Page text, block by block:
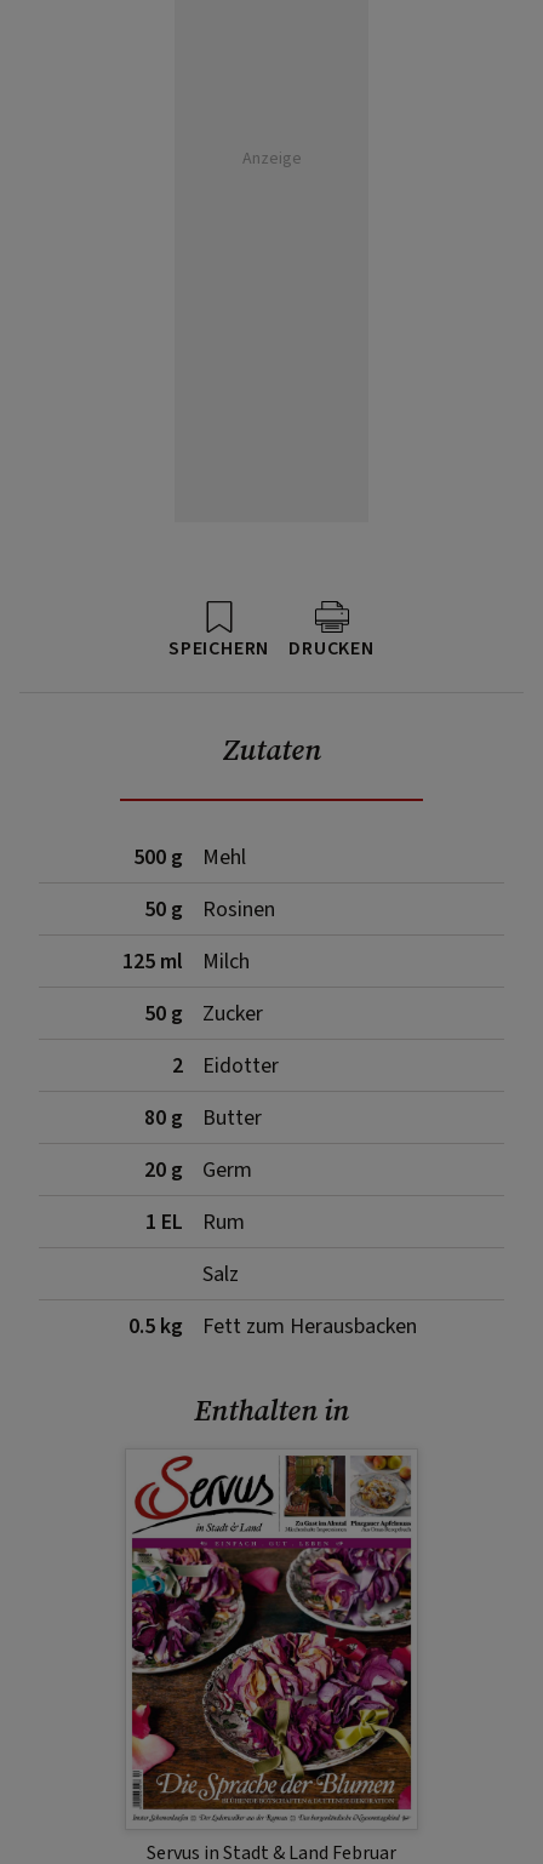
Anzeige
SPEICHERN DRUCKEN
Zutaten
500 g
Mehl
50 g
Rosinen
125 ml
Milch
50 g
Zucker
2
Eidotter
80 g
Butter
20 g
Germ
1 EL
Rum
Salz
0.5 kg
Fett zum Herausbacken
Enthalten in
Servus in Stadt & Land Februar